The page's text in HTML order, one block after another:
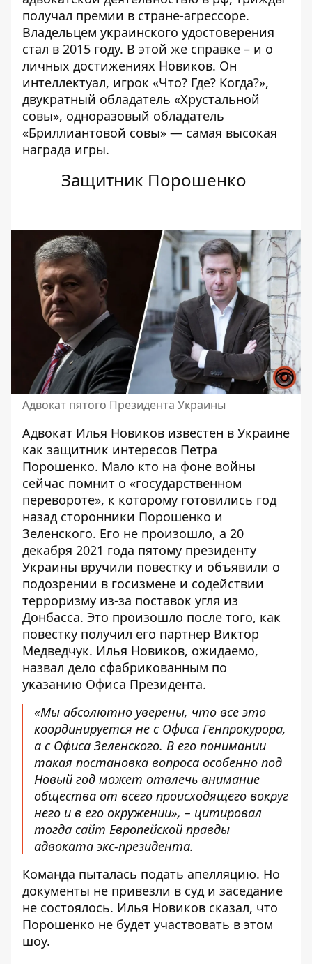
получал премии в стране-агрессоре.
Владельцем украинского удостоверения
стал в 2015 году. В этой же справке – и о
личных достижениях Новиков. Он
интеллектуал, игрок «Что? Где? Когда?»,
двукратный обладатель «Хрустальной
совы», одноразовый обладатель
«Бриллиантовой совы» — самая высокая
награда игры.
Защитник Порошенко
Адвокат пятого Президента Украины
Адвокат Илья Новиков известен в Украине
как защитник интересов Петра
Порошенко. Мало кто на фоне войны
сейчас помнит о «государственном
перевороте», к которому готовились год
назад сторонники Порошенко и
Зеленского. Его не произошло, а 20
декабря 2021 года пятому президенту
Украины вручили повестку и объявили о
подозрении в госизмене и содействии
терроризму из-за поставок угля из
Донбасса. Это произошло после того, как
повестку получил его партнер Виктор
Медведчук. Илья Новиков, ожидаемо,
назвал дело сфабрикованным по
указанию Офиса Президента.
«Мы абсолютно уверены, что все это
координируется не с Офиса Генпрокурора,
а с Офиса Зеленского. В его понимании
такая постановка вопроса особенно под
Новый год может отвлечь внимание
общества от всего происходящего вокруг
него и в его окружении», – цитировал
тогда сайт Европейской правды
адвоката экс-президента.
Команда пыталась подать апелляцию. Но
документы не привезли в суд и заседание
не состоялось. Илья Новиков сказал, что
Порошенко не будет участвовать в этом
шоу.